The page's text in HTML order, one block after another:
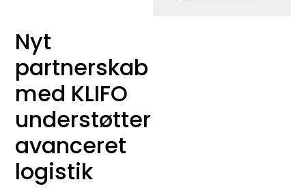
Nyt
partnerskab
med KLIFO
understøtter
avanceret
logistik